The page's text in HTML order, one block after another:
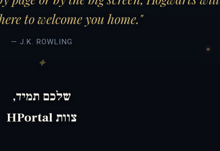
to welcome you home."
— J.K. ROWLING
שלכם תמיד,
צוות HPortal